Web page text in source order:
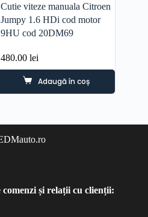
Cutie viteze manuala Citroen
Jumpy 1.6 HDi cod motor
9HU cod 20DM69
480.00lei
Adaugă în coș
și relații cu clienții: